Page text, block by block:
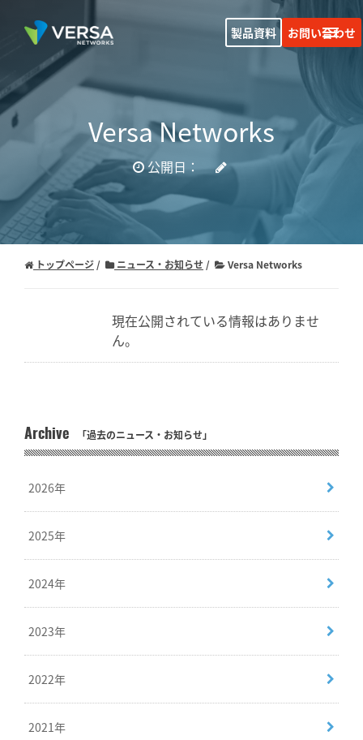
製品資料 お問い合わせ
Versa Networks
公開日：
トップページ ニュース・お知らせ Versa Networks
現在公開されている情報はありませ
ん。
Archive 「過去のニュース・お知らせ」
2026年
2025年
2024年
2023年
2022年
2021年